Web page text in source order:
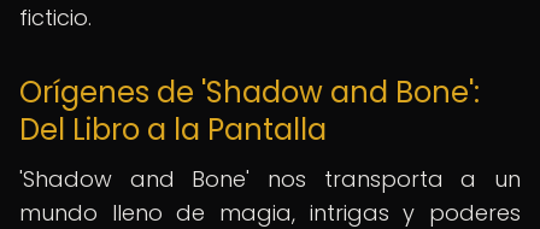
ficticio.
Orígenes de 'Shadow and Bone':
Del Libro a la Pantalla
'Shadow and Bone' nos transporta a un
mundo lleno de magia, intrigas y poderes